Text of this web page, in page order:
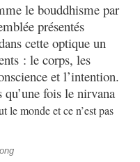
le bouddhisme par
présentés
cette optique un
: le corps, les
et l’intention.
fois le nirvana
le monde et ce n’est pas